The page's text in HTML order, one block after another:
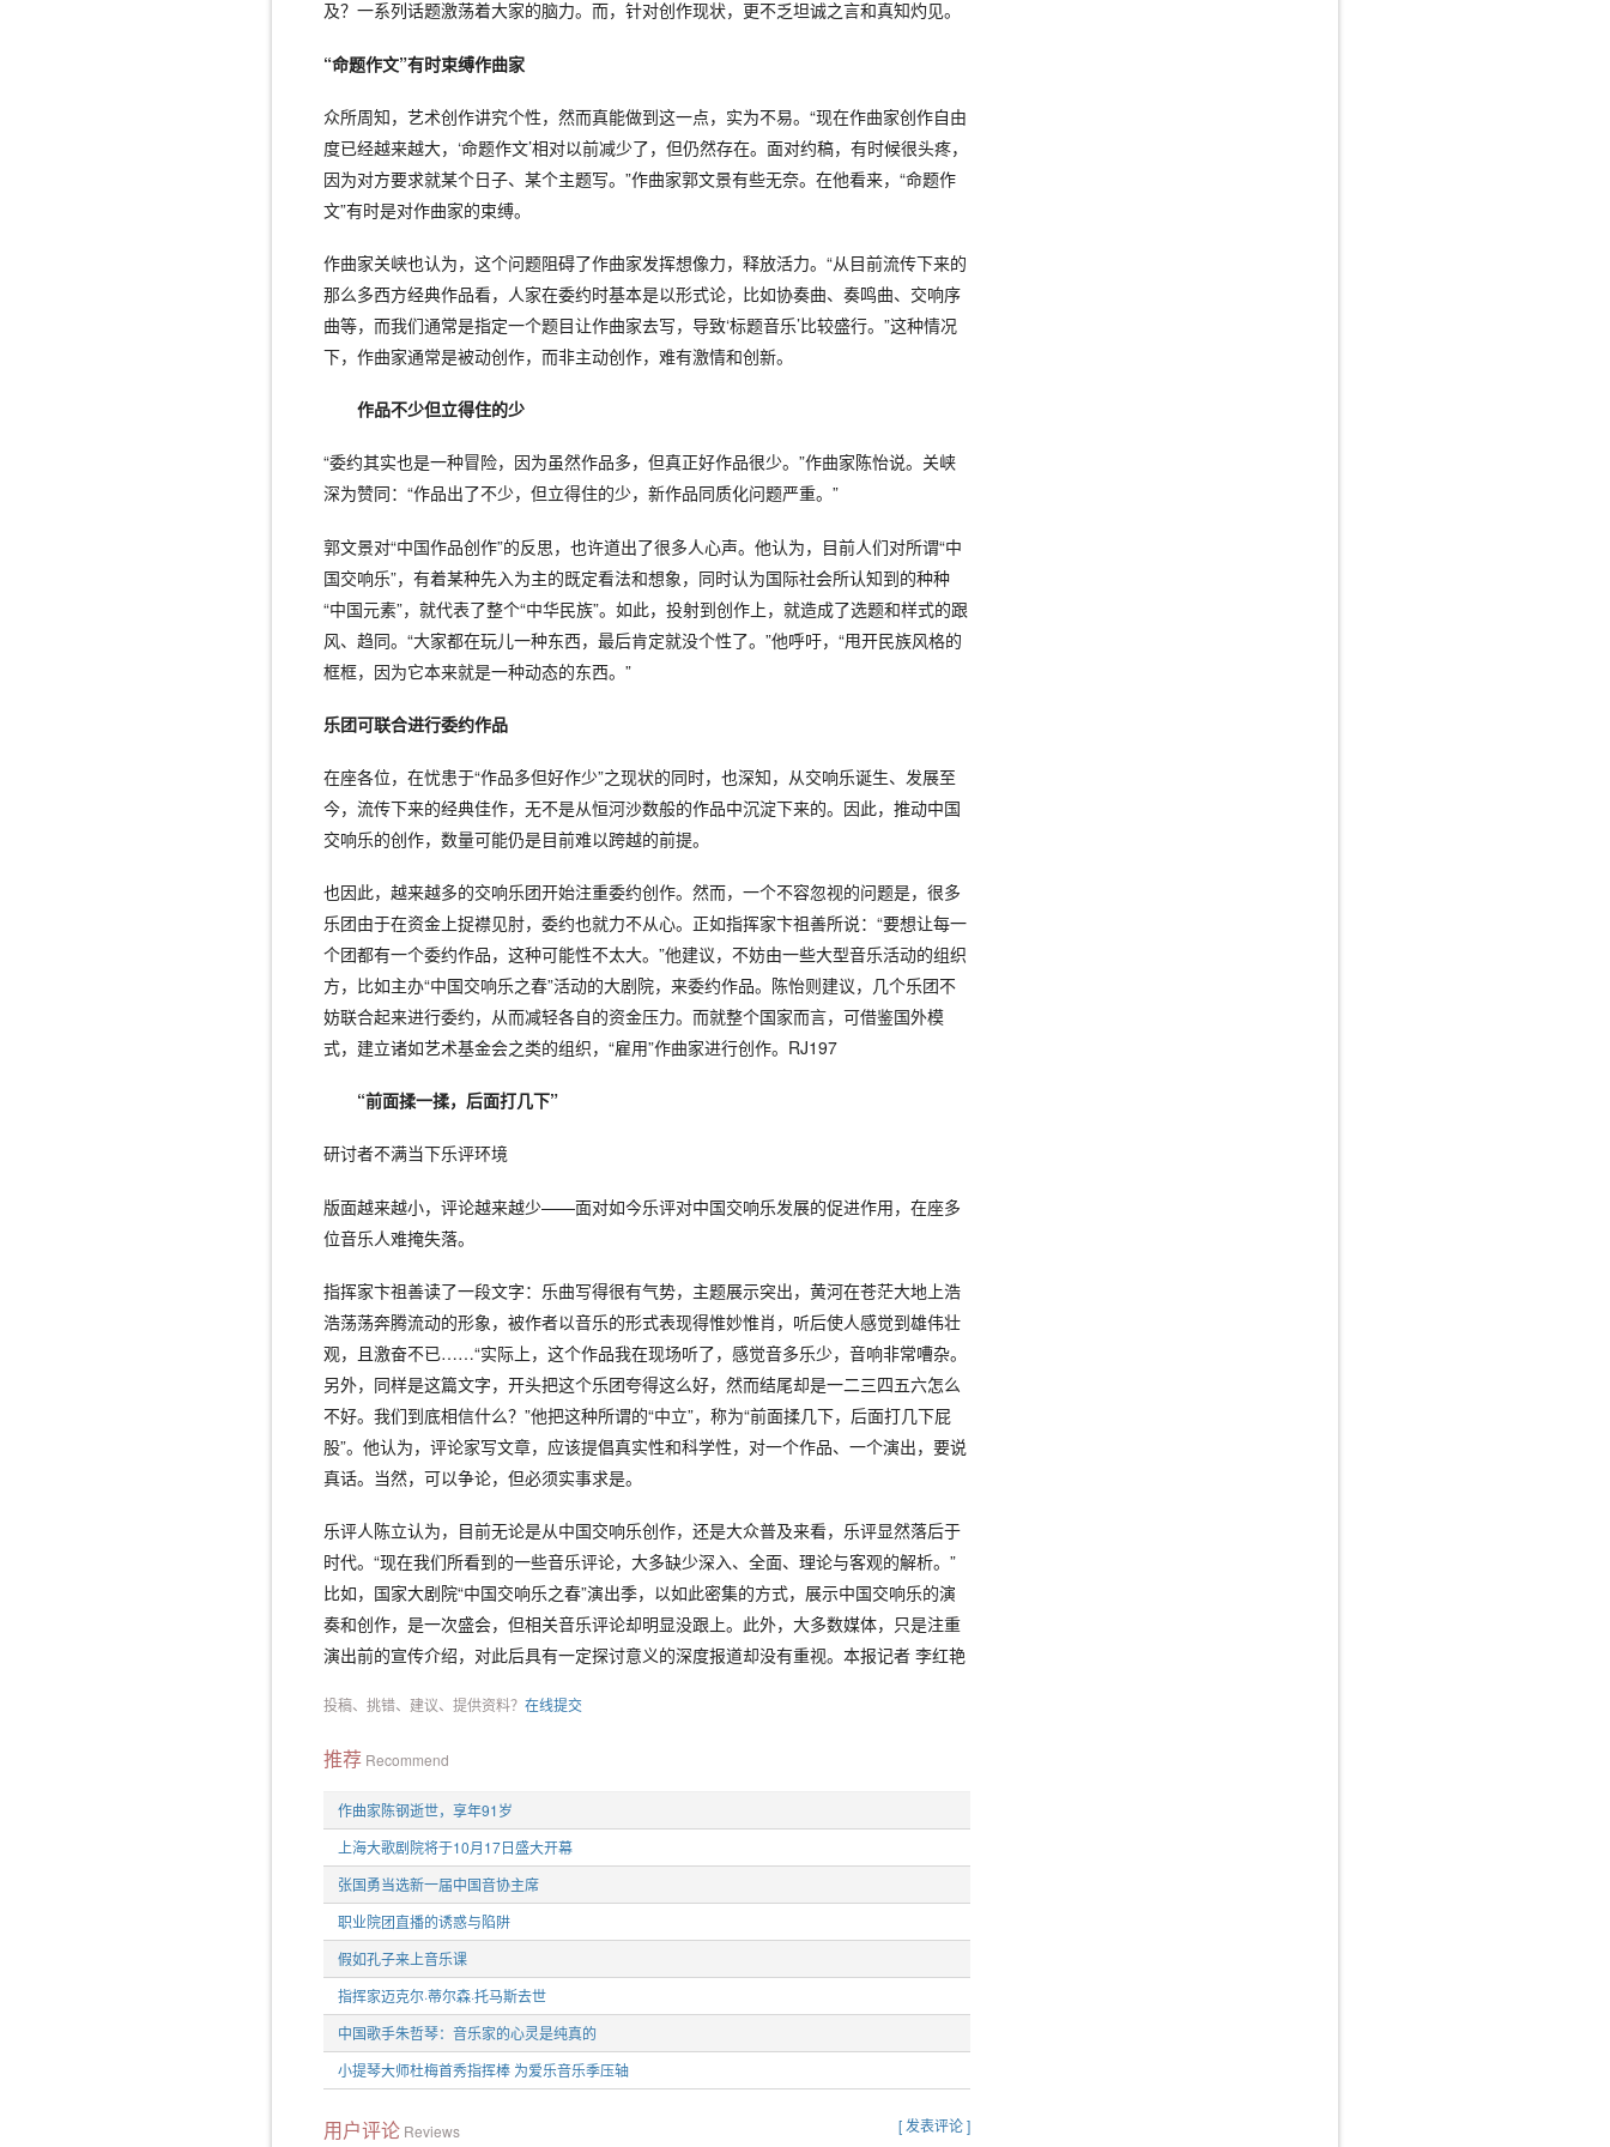
及？一系列话题激荡着大家的脑力。而，针对创作现状，更不乏坦诚之言和真知灼见。
“命题作文”有时束缚作曲家
众所周知，艺术创作讲究个性，然而真能做到这一点，实为不易。“现在作曲家创作自由
度已经越来越大，‘命题作文’相对以前减少了，但仍然存在。面对约稿，有时候很头疼，
因为对方要求就某个日子、某个主题写。”作曲家郭文景有些无奈。在他看来，“命题作
文”有时是对作曲家的束缚。
作曲家关峡也认为，这个问题阻碍了作曲家发挥想像力，释放活力。“从目前流传下来的
那么多西方经典作品看，人家在委约时基本是以形式论，比如协奏曲、奏鸣曲、交响序
曲等，而我们通常是指定一个题目让作曲家去写，导致‘标题音乐’比较盛行。”这种情况
下，作曲家通常是被动创作，而非主动创作，难有激情和创新。
作品不少但立得住的少
“委约其实也是一种冒险，因为虽然作品多，但真正好作品很少。”作曲家陈怡说。关峡
深为赞同：“作品出了不少，但立得住的少，新作品同质化问题严重。”
郭文景对“中国作品创作”的反思，也许道出了很多人心声。他认为，目前人们对所谓“中
国交响乐”，有着某种先入为主的既定看法和想象，同时认为国际社会所认知到的种种
“中国元素”，就代表了整个“中华民族”。如此，投射到创作上，就造成了选题和样式的跟
风、趋同。“大家都在玩儿一种东西，最后肯定就没个性了。”他呼吁，“甩开民族风格的
框框，因为它本来就是一种动态的东西。”
乐团可联合进行委约作品
在座各位，在忧患于“作品多但好作少”之现状的同时，也深知，从交响乐诞生、发展至
今，流传下来的经典佳作，无不是从恒河沙数般的作品中沉淀下来的。因此，推动中国
交响乐的创作，数量可能仍是目前难以跨越的前提。
也因此，越来越多的交响乐团开始注重委约创作。然而，一个不容忽视的问题是，很多
乐团由于在资金上捉襟见肘，委约也就力不从心。正如指挥家卞祖善所说：“要想让每一
个团都有一个委约作品，这种可能性不太大。”他建议，不妨由一些大型音乐活动的组织
方，比如主办“中国交响乐之春”活动的大剧院，来委约作品。陈怡则建议，几个乐团不
妨联合起来进行委约，从而减轻各自的资金压力。而就整个国家而言，可借鉴国外模
式，建立诸如艺术基金会之类的组织，“雇用”作曲家进行创作。RJ197
“前面揉一揉，后面打几下”
研讨者不满当下乐评环境
版面越来越小，评论越来越少——面对如今乐评对中国交响乐发展的促进作用，在座多
位音乐人难掩失落。
指挥家卞祖善读了一段文字：乐曲写得很有气势，主题展示突出，黄河在苍茫大地上浩
浩荡荡奔腾流动的形象，被作者以音乐的形式表现得惟妙惟肖，听后使人感觉到雄伟壮
观，且激奋不已……“实际上，这个作品我在现场听了，感觉音多乐少，音响非常嘈杂。
另外，同样是这篇文字，开头把这个乐团夸得这么好，然而结尾却是一二三四五六怎么
不好。我们到底相信什么？”他把这种所谓的“中立”，称为“前面揉几下，后面打几下屁
股”。他认为，评论家写文章，应该提倡真实性和科学性，对一个作品、一个演出，要说
真话。当然，可以争论，但必须实事求是。
乐评人陈立认为，目前无论是从中国交响乐创作，还是大众普及来看，乐评显然落后于
时代。“现在我们所看到的一些音乐评论，大多缺少深入、全面、理论与客观的解析。”
比如，国家大剧院“中国交响乐之春”演出季，以如此密集的方式，展示中国交响乐的演
奏和创作，是一次盛会，但相关音乐评论却明显没跟上。此外，大多数媒体，只是注重
演出前的宣传介绍，对此后具有一定探讨意义的深度报道却没有重视。本报记者 李红艳
投稿、挑错、建议、提供资料？ 在线提交
推荐 Recommend
作曲家陈钢逝世，享年91岁
上海大歌剧院将于10月17日盛大开幕
张国勇当选新一届中国音协主席
职业院团直播的诱惑与陷阱
假如孔子来上音乐课
指挥家迈克尔·蒂尔森·托马斯去世
中国歌手朱哲琴：音乐家的心灵是纯真的
小提琴大师杜梅首秀指挥棒 为爱乐音乐季压轴
用户评论 Reviews [ 发表评论 ]